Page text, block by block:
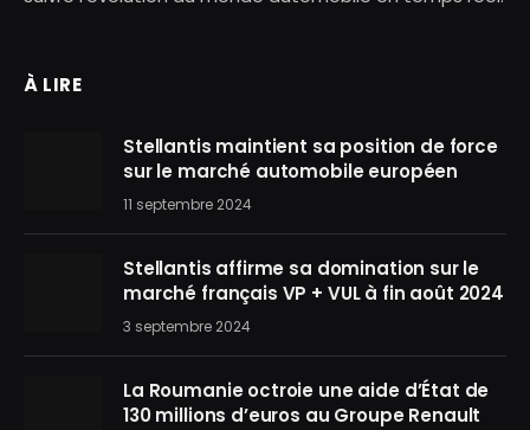
À LIRE
Stellantis maintient sa position de force
sur le marché automobile européen
11 septembre 2024
Stellantis affirme sa domination sur le
marché français VP + VUL à fin août 2024
3 septembre 2024
La Roumanie octroie une aide d’État de
130 millions d’euros au Groupe Renault